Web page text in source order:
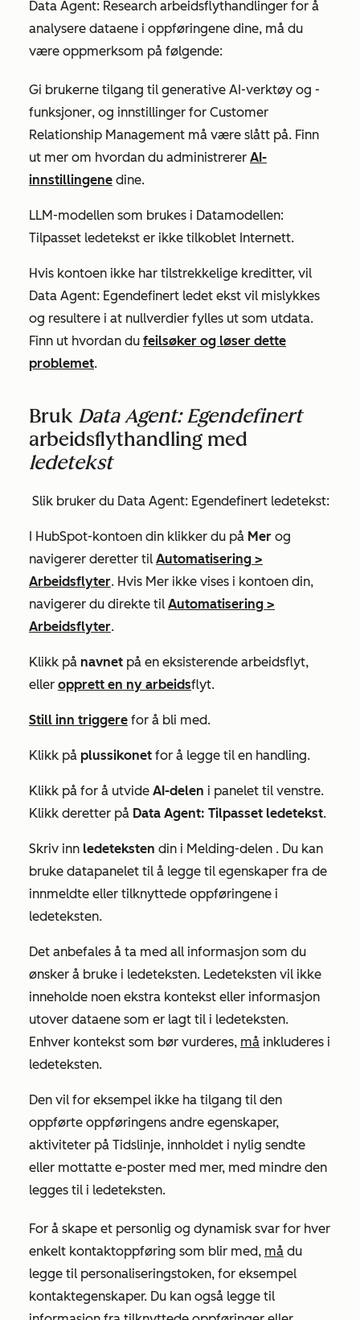
Data Agent: Research arbeidsflythandlinger for å
analysere dataene i oppføringene dine, må du
være oppmerksom på følgende:
Gi brukerne tilgang til generative AI-verktøy og -
funksjoner, og innstillinger for Customer
Relationship Management må være slått på. Finn
ut mer om hvordan du administrerer AI-
innstillingene dine.
LLM-modellen som brukes i Datamodellen:
Tilpasset ledetekst er ikke tilkoblet Internett.
Hvis kontoen ikke har tilstrekkelige kreditter, vil
Data Agent: Egendefinert ledet ekst vil mislykkes
og resultere i at nullverdier fylles ut som utdata.
Finn ut hvordan du feilsøker og løser dette
problemet.
Bruk Data Agent:Egendefinert
arbeidsflythandling med
ledetekst
Slik bruker du Data Agent: Egendefinert ledetekst:
I HubSpot-kontoen din klikker du på Mer og
navigerer deretter til Automatisering >
Arbeidsflyter. Hvis Mer ikke vises i kontoen din,
navigerer du direkte til Automatisering >
Arbeidsflyter.
Klikk på navnet på en eksisterende arbeidsflyt,
eller opprett en ny arbeidsflyt.
Still inn triggere for å bli med.
Klikk på plussikonet for å legge til en handling.
Klikk på for å utvide AI-delen i panelet til venstre.
Klikk deretter på Data Agent: Tilpasset ledetekst.
Skriv inn ledeteksten din i Melding-delen . Du kan
bruke datapanelet til å legge til egenskaper fra de
innmeldte eller tilknyttede oppføringene i
ledeteksten.
Det anbefales å ta med all informasjon som du
ønsker å bruke i ledeteksten. Ledeteksten vil ikke
inneholde noen ekstra kontekst eller informasjon
utover dataene som er lagt til i ledeteksten.
Enhver kontekst som bør vurderes, må inkluderes i
ledeteksten.
Den vil for eksempel ikke ha tilgang til den
oppførte oppføringens andre egenskaper,
aktiviteter på Tidslinje, innholdet i nylig sendte
eller mottatte e-poster med mer, med mindre den
legges til i ledeteksten.
For å skape et personlig og dynamisk svar for hver
enkelt kontaktoppføring som blir med, må du
legge til personaliseringstoken, for eksempel
kontaktegenskaper. Du kan også legge til